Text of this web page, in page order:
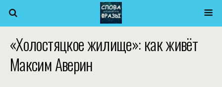
«Холостяцкое жилище»: как живёт
Максим Аверин